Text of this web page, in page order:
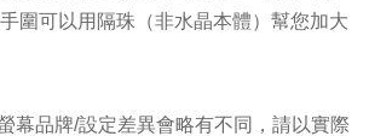
圍可以用隔珠（非水晶本體）幫您加大
幕品牌/設定差異會略有不同，請以實際